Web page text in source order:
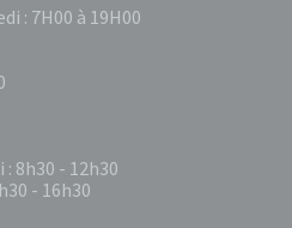
: 7H00 à 19H00
8h30 - 12h30
- 16h30